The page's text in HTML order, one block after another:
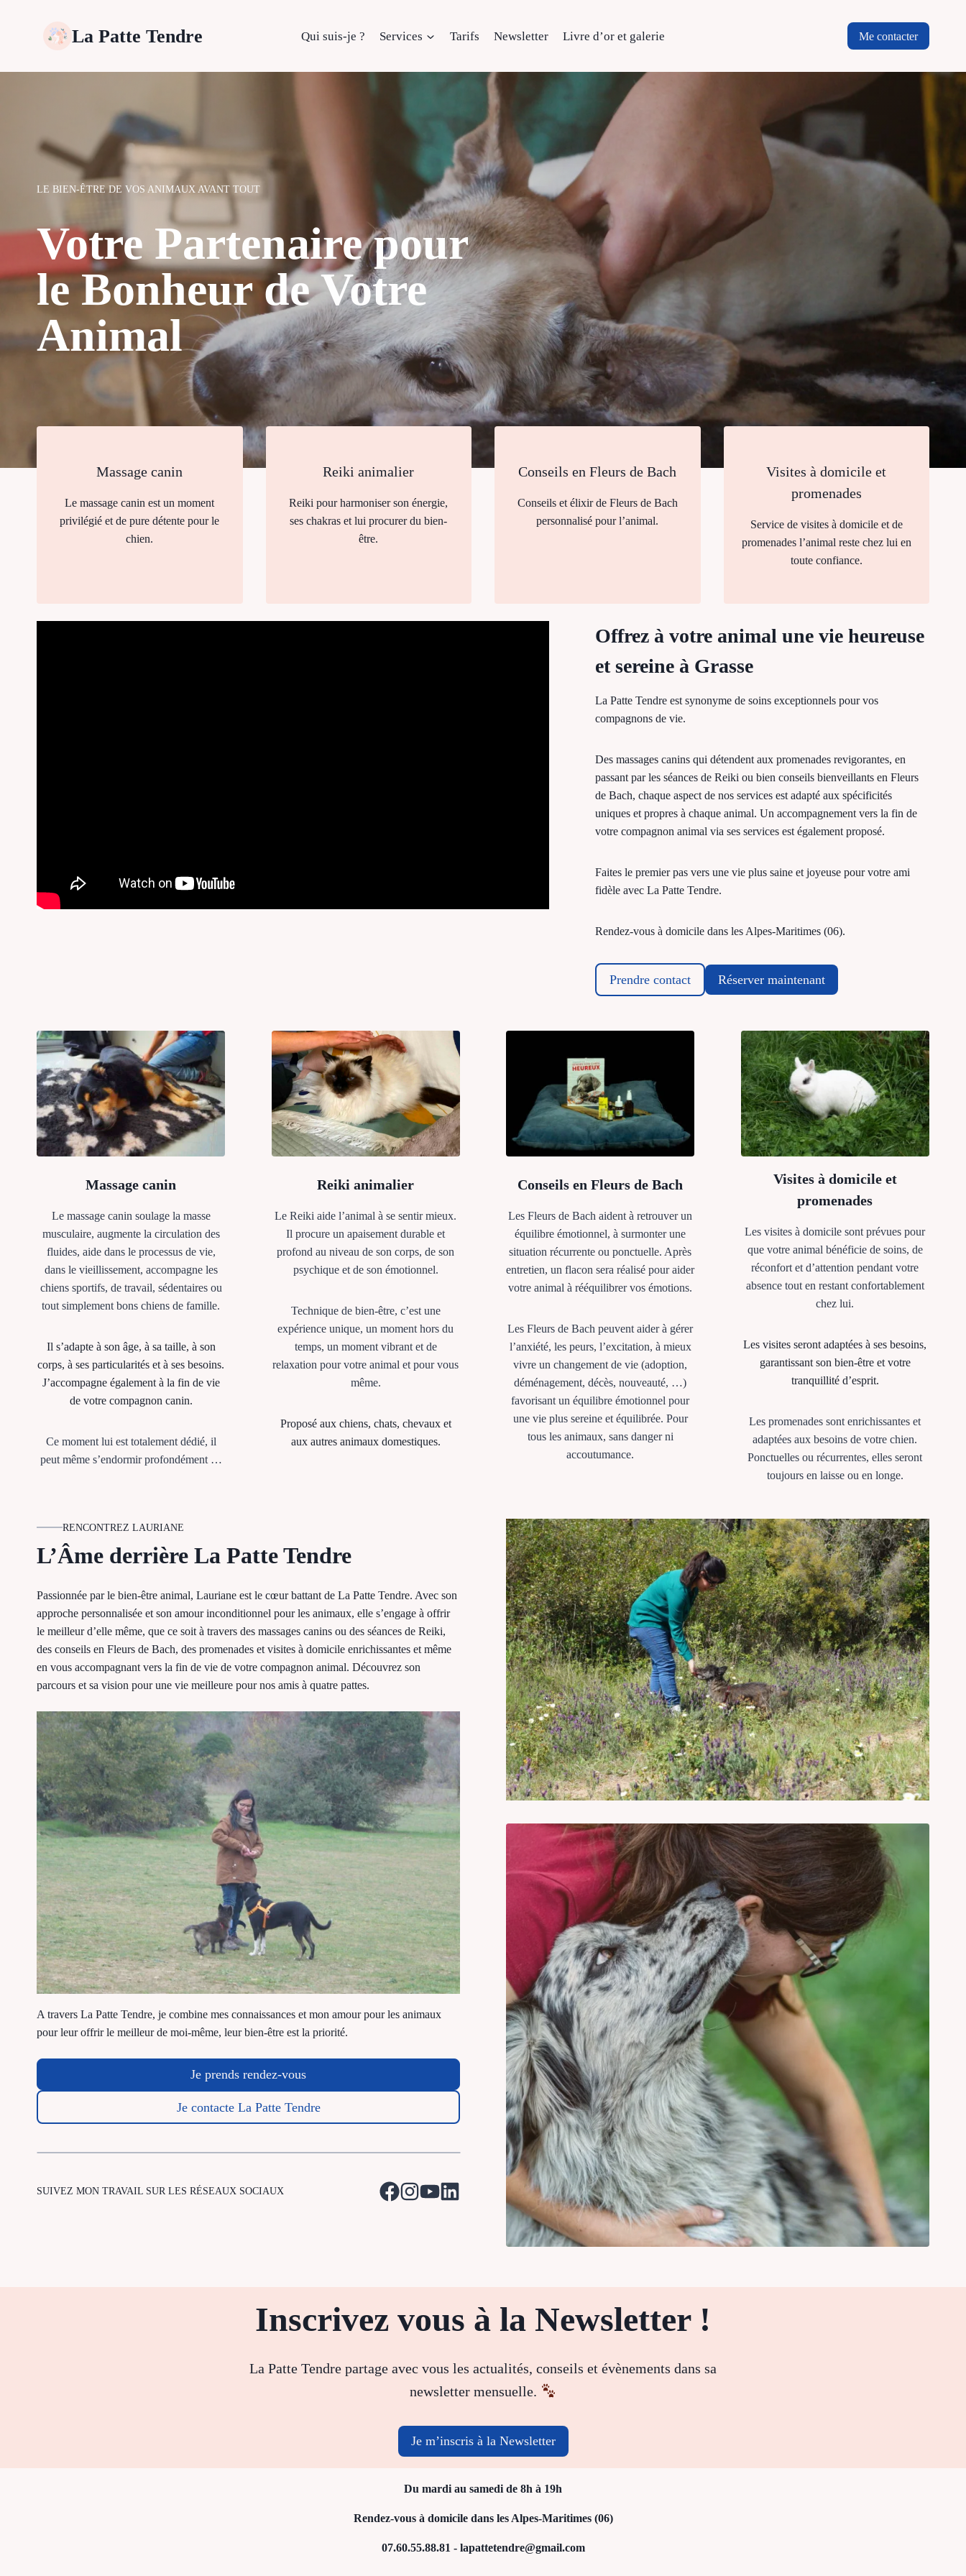
La Patte Tendre Qui suis-je ? Services Tarifs Newsletter Livre d’or et galerie Me contacter
LE BIEN-ÊTRE DE VOS ANIMAUX AVANT TOUT
Votre Partenaire pour
le Bonheur de Votre
Animal
Massage canin
Le massage canin est un moment
privilégié et de pure détente pour le
chien.
Reiki animalier
Reiki pour harmoniser son énergie,
ses chakras et lui procurer du bien-
être.
Conseils en Fleurs de Bach
Conseils et élixir de Fleurs de Bach
personnalisé pour l’animal.
Visites à domicile et
promenades
Service de visites à domicile et de
promenades l’animal reste chez lui en
toute confiance.
Offrez à votre animal une vie heureuse
et sereine à Grasse
La Patte Tendre est synonyme de soins exceptionnels pour vos
compagnons de vie.
Des massages canins qui détendent aux promenades revigorantes, en
passant par les séances de Reiki ou bien conseils bienveillants en Fleurs
de Bach, chaque aspect de nos services est adapté aux spécificités
uniques et propres à chaque animal. Un accompagnement vers la fin de
votre compagnon animal via ses services est également proposé.
Faites le premier pas vers une vie plus saine et joyeuse pour votre ami
fidèle avec La Patte Tendre.
Rendez-vous à domicile dans les Alpes-Maritimes (06).
Prendre contact Réserver maintenant
Massage canin
Le massage canin soulage la masse
musculaire, augmente la circulation des
fluides, aide dans le processus de vie,
dans le vieillissement, accompagne les
chiens sportifs, de travail, sédentaires ou
tout simplement bons chiens de famille.
Il s’adapte à son âge, à sa taille, à son
corps, à ses particularités et à ses besoins.
J’accompagne également à la fin de vie
de votre compagnon canin.
Ce moment lui est totalement dédié, il
peut même s’endormir profondément …
Reiki animalier
Le Reiki aide l’animal à se sentir mieux.
Il procure un apaisement durable et
profond au niveau de son corps, de son
psychique et de son émotionnel.
Technique de bien-être, c’est une
expérience unique, un moment hors du
temps, un moment vibrant et de
relaxation pour votre animal et pour vous
même.
Proposé aux chiens, chats, chevaux et
aux autres animaux domestiques.
Conseils en Fleurs de Bach
Les Fleurs de Bach aident à retrouver un
équilibre émotionnel, à surmonter une
situation récurrente ou ponctuelle. Après
entretien, un flacon sera réalisé pour aider
votre animal à rééquilibrer vos émotions.
Les Fleurs de Bach peuvent aider à gérer
l’anxiété, les peurs, l’excitation, à mieux
vivre un changement de vie (adoption,
déménagement, décès, nouveauté, …)
favorisant un équilibre émotionnel pour
une vie plus sereine et équilibrée. Pour
tous les animaux, sans danger ni
accoutumance.
Visites à domicile et
promenades
Les visites à domicile sont prévues pour
que votre animal bénéficie de soins, de
réconfort et d’attention pendant votre
absence tout en restant confortablement
chez lui.
Les visites seront adaptées à ses besoins,
garantissant son bien-être et votre
tranquillité d’esprit.
Les promenades sont enrichissantes et
adaptées aux besoins de votre chien.
Ponctuelles ou récurrentes, elles seront
toujours en laisse ou en longe.
RENCONTREZ LAURIANE
L’Âme derrière La Patte Tendre
Passionnée par le bien-être animal, Lauriane est le cœur battant de La Patte Tendre. Avec son
approche personnalisée et son amour inconditionnel pour les animaux, elle s’engage à offrir
le meilleur d’elle même, que ce soit à travers des massages canins ou des séances de Reiki,
des conseils en Fleurs de Bach, des promenades et visites à domicile enrichissantes et même
en vous accompagnant vers la fin de vie de votre compagnon animal. Découvrez son
parcours et sa vision pour une vie meilleure pour nos amis à quatre pattes.
A travers La Patte Tendre, je combine mes connaissances et mon amour pour les animaux
pour leur offrir le meilleur de moi-même, leur bien-être est la priorité.
Je prends rendez-vous
Je contacte La Patte Tendre
SUIVEZ MON TRAVAIL SUR LES RÉSEAUX SOCIAUX
Inscrivez vous à la Newsletter !
La Patte Tendre partage avec vous les actualités, conseils et évènements dans sa
newsletter mensuelle.
Je m’inscris à la Newsletter
Du mardi au samedi de 8h à 19h
Rendez-vous à domicile dans les Alpes-Maritimes (06)
07.60.55.88.81 - lapattetendre@gmail.com